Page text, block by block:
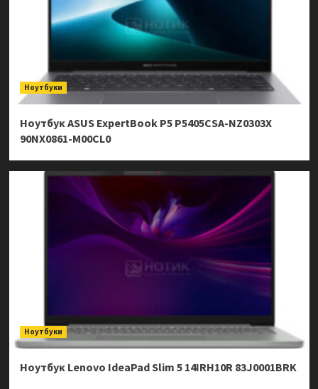
Ноутбуки
Ноутбук ASUS ExpertBook P5 P5405CSA-NZ0303X
90NX0861-M00CL0
Ноутбуки
Ноутбук Lenovo IdeaPad Slim 5 14IRH10R 83J0001BRK